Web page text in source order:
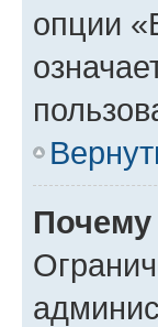
опции
Почему